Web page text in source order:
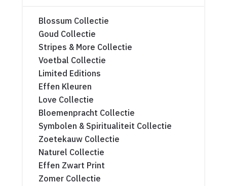
Blossum Collectie
Goud Collectie
Stripes & More Collectie
Voetbal Collectie
Limited Editions
Effen Kleuren
Love Collectie
Bloemenpracht Collectie
Symbolen & Spiritualiteit Collectie
Zoetekauw Collectie
Naturel Collectie
Effen Zwart Print
Zomer Collectie